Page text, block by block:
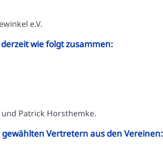
e.V.
wie folgt zusammen:
Patrick Horsthemke.
Vertretern aus den Vereinen: